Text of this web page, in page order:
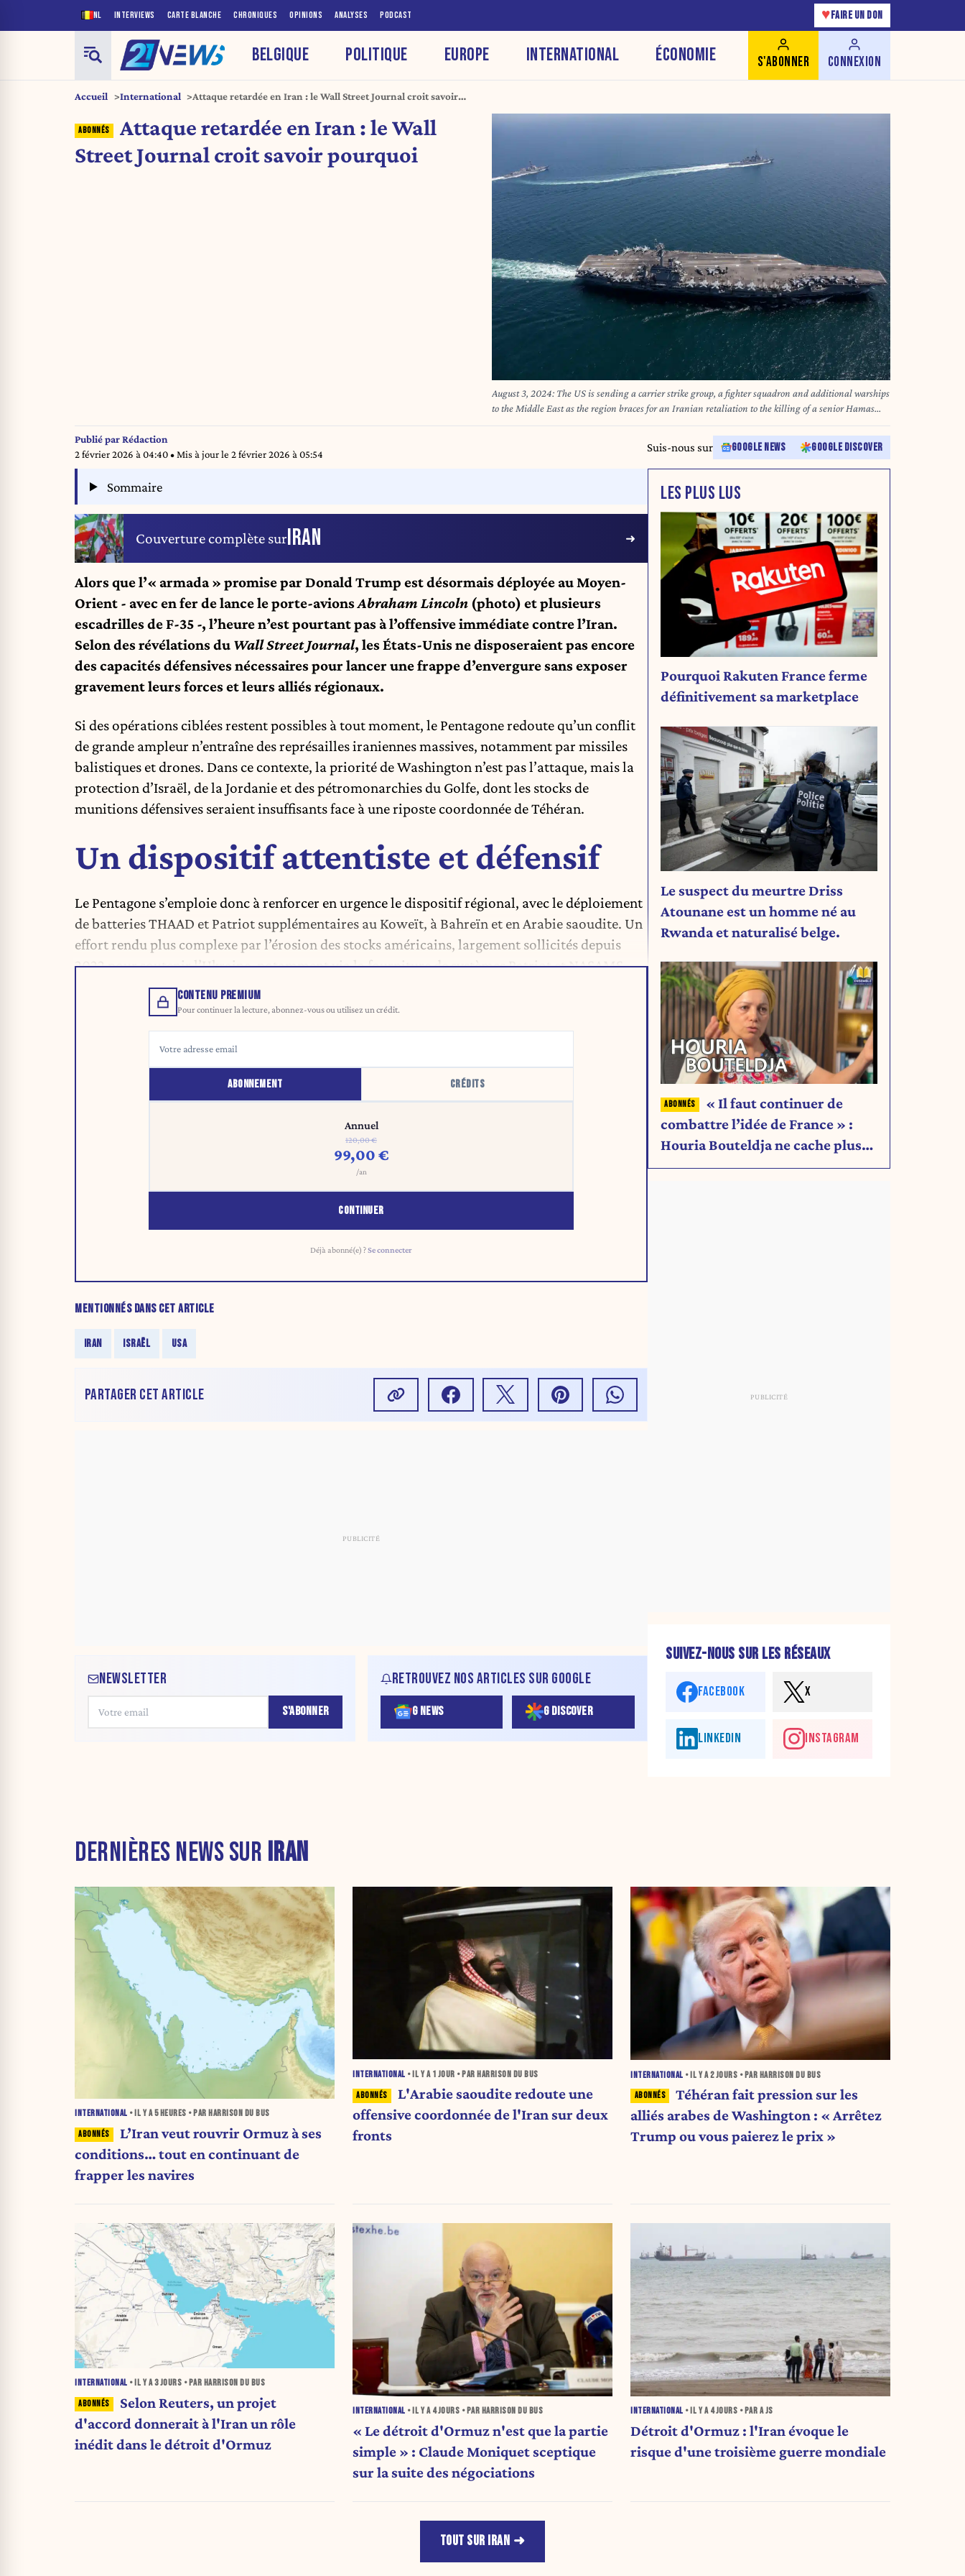
NL INTERVIEWS CARTE BLANCHE CHRONIQUES OPINIONS ANALYSES PODCAST ♥ FAIRE UN DON
BELGIQUE POLITIQUE EUROPE INTERNATIONAL ÉCONOMIE S'ABONNER CONNEXION
Accueil International
Attaque retardée en Iran : le Wall Street Journal croit savoir
Attaque retardée en Iran : le Wall
Street Journal croit savoir pourquoi
August 3, 2024: The US is sending a carrier strike group, a fighter squadron and additional warships
to the Middle East as the region braces for an Iranian retaliation to the killing of a senior Hamas
leader in Tehran earlier this week. FILE PHOTO: April 12, 2022 - Sea of Japan - The Nimitz-class
aircraft carrier USS Abraham Lincoln (CVN 72). Bilateral operations like this one reassure our allies
and partners of the U.S. commitment to maintaining a free and open Indo-Pacific region. (Credit
Image: © U.S. Navy/ZUMA Press Wire Service)
Publié parRédaction
2 février 2026 à 04:40• Mis à jour le 2 février 2026 à 05:54
Suis-nous sur GOOGLE NEWS GOOGLE DISCOVER
Sommaire
Couverture complète surIRAN
Alors que l’« armada » promise par Donald Trump est désormais déployée au Moyen-
Orient - avec en fer de lance le porte-avionsAbraham Lincoln (photo) et plusieurs
escadrilles de F-35 -, l’heure n’est pourtant pas à l’offensive immédiate contre l’Iran.
Selon des révélations du Wall Street Journal, les États-Unis ne disposeraient pas encore
des capacités défensives nécessaires pour lancer une frappe d’envergure sans exposer
gravement leurs forces et leurs alliés régionaux.
Si des opérations ciblées restent possibles à tout moment, le Pentagone redoute qu’un conflit
de grande ampleur n’entraîne des représailles iraniennes massives, notamment par missiles
balistiques et drones. Dans ce contexte, la priorité de Washington n’est pas l’attaque, mais la
protection d’Israël, de la Jordanie et des pétromonarchies du Golfe, dont les stocks de
munitions défensives seraient insuffisants face à une riposte coordonnée de Téhéran.
Un dispositif attentiste et défensif
Le Pentagone s’emploie donc à renforcer en urgence le dispositif régional, avec le déploiement
de batteries THAAD et Patriot supplémentaires au Koweït, à Bahreïn et en Arabie saoudite. Un
effort rendu plus complexe par l’érosion des stocks américains, largement sollicités depuis
2022 pour soutenir l’Ukraine, notamment via la fourniture de systèmes Patriot et NASAMS.
CONTENU PREMIUM
Pour continuer la lecture, abonnez-vous ou utilisez un crédit.
ABONNEMENT CRÉDITS
Annuel
120,00 €
99,00 €
/an
CONTINUER
Déjà abonné(e) ?Se connecter
MENTIONNÉS DANS CET ARTICLE
IRAN ISRAËL USA
PARTAGER CET ARTICLE
NEWSLETTER
S'ABONNER
RETROUVEZ NOS ARTICLES SUR GOOGLE
G NEWS G DISCOVER
LES PLUS LUS
Pourquoi Rakuten France ferme
définitivement sa marketplace
Le suspect du meurtre Driss
Atounane est un homme né au
Rwanda et naturalisé belge.
« Il faut continuer de
combattre l’idée de France » :
Houria Bouteldja ne cache plus
rien de son projet
SUIVEZ-NOUS SUR LES RÉSEAUX
FACEBOOK X
LINKEDIN INSTAGRAM
DERNIÈRES NEWS SUR IRAN
INTERNATIONAL • IL Y A5 HEURES • PAR HARRISON DU BUS
L’Iran veut rouvrir Ormuz à ses
conditions… tout en continuant de
frapper les navires
INTERNATIONAL • IL Y A 1 JOUR • PAR HARRISON DU BUS
L'Arabie saoudite redoute une
offensive coordonnée de l'Iran sur deux
fronts
INTERNATIONAL • IL Y A2 JOURS • PAR HARRISON DU BUS
Téhéran fait pression sur les
alliés arabes de Washington : « Arrêtez
Trump ou vous paierez le prix »
INTERNATIONAL • IL Y A3 JOURS • PAR HARRISON DU BUS
Selon Reuters, un projet
d'accord donnerait à l'Iran un rôle
inédit dans le détroit d'Ormuz
INTERNATIONAL • IL Y A 4 JOURS • PAR HARRISON DU BUS
« Le détroit d'Ormuz n'est que la partie
simple » : Claude Moniquet sceptique
sur la suite des négociations
INTERNATIONAL • IL Y A 4 JOURS • PAR A JS
Détroit d'Ormuz : l'Iran évoque le
risque d'une troisième guerre mondiale
TOUT SUR IRAN